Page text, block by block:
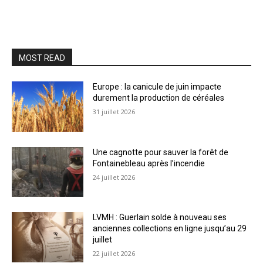
MOST READ
Europe : la canicule de juin impacte
durement la production de céréales
31 juillet 2026
Une cagnotte pour sauver la forêt de
Fontainebleau après l’incendie
24 juillet 2026
LVMH : Guerlain solde à nouveau ses
anciennes collections en ligne jusqu’au 29
juillet
22 juillet 2026